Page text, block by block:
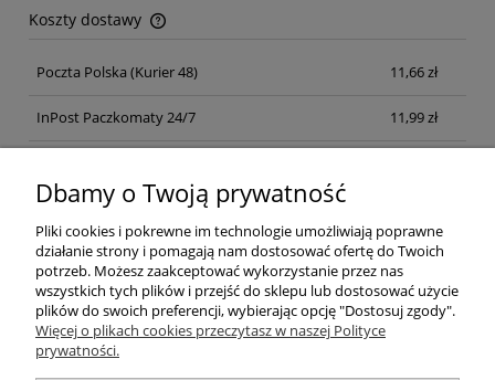
Koszty dostawy
Cena nie zawiera ewentualnych kosztów płatności
Poczta Polska (Kurier 48) 11,66 zł
InPost Paczkomaty 24/7 11,99 zł
Pomoc
Moje konto
Dbamy o Twoją prywatność
Pliki cookies i pokrewne im technologie umożliwiają poprawne
działanie strony i pomagają nam dostosować ofertę do Twoich
potrzeb. Możesz zaakceptować wykorzystanie przez nas
wszystkich tych plików i przejść do sklepu lub dostosować użycie
plików do swoich preferencji, wybierając opcję "Dostosuj zgody".
Więcej o plikach cookies przeczytasz w naszej Polityce
prywatności.